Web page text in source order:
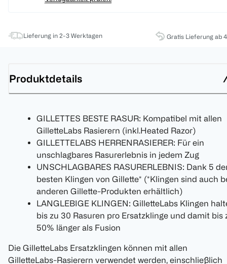
Lieferung in 2-3 Werktagen Gratis Lieferung ab
Produktdetails
GILLETTES BESTE RASUR: Kompatibel mit allen
GilletteLabs Rasierern (inkl.Heated Razor)
GILLETTELABS HERRENRASIERER: Für ein
unschlagbares Rasurerlebnis in jedem Zug
UNSCHLAGBARES RASURERLEBNIS: Dank 5
besten Klingen von Gillette* (*Klingen sind auch
anderen Gillette-Produkten erhältlich)
LANGLEBIGE KLINGEN: GilletteLabs Klingen
bis zu 30 Rasuren pro Ersatzklinge und damit bis
50% länger als Fusion
Die GilletteLabs Ersatzklingen können mit allen
GilletteLabs-Rasierern verwendet werden, einschließlich